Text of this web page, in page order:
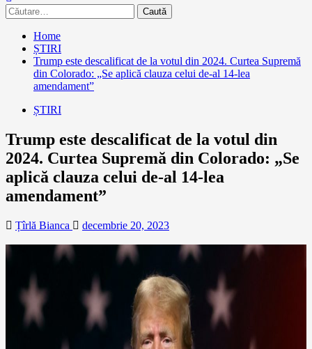
Caută
după:
Home
ȘTIRI
Trump este descalificat de la votul din 2024. Curtea Supremă
din Colorado: „Se aplică clauza celui de-al 14-lea
amendament”
ȘTIRI
Trump este descalificat de la votul din
2024. Curtea Supremă din Colorado: „Se
aplică clauza celui de-al 14-lea
amendament”
Țîrlă Bianca decembrie 20, 2023